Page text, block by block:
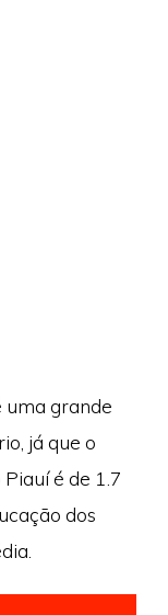
uma grande
já que o
é de 1.7
dos